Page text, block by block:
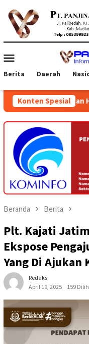
konten
Mobile
Berita Daerah
Konten Spesial
Hukum
Beranda Berita
Plt. Kajati
Ekspose
Yang Di
Redaksi
April 19, 2025
159